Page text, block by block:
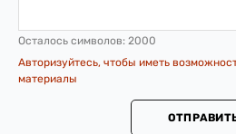
Осталось символов: 2000
Авторизуйтесь, чтобы иметь
материалы